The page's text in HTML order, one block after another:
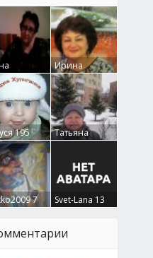
0
Ирина
Бруцкая41
195
Татьяна
Крючкова0
7 Svet-Lana 13